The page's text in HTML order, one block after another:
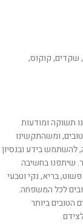
שקדים, קוקוס,
תשוקה ומודעות
ומשהתקשינו
להשתמש בידע ובנסיון
שיתפנו בחשיבה
בריא, נקי וטבעי
לכל המשפחה.
הטובים ביותר